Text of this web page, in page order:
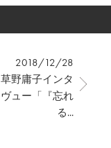
2018/12/28
草野庸子インタ
ヴュー「『忘れ
る...